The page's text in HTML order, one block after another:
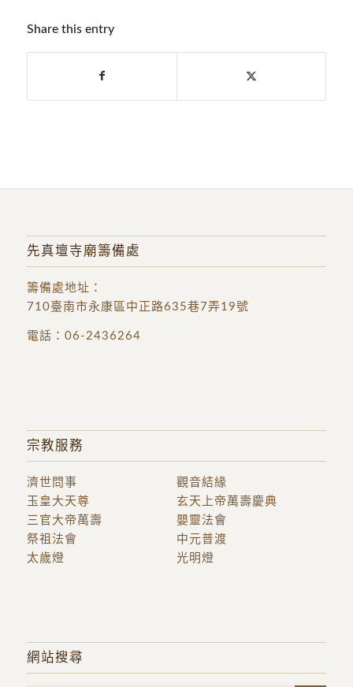
Share this entry
先真壇寺廟籌備處
籌備處地址 ：
710臺南市永康區中正路635巷7弄19號
電話： 06-2436264
宗教服務
濟世問事
觀音結緣
玉皇大天尊
三官大帝萬壽
玄天上帝萬壽慶典
嬰靈法會
祭祖法會
中元普渡
太歲燈
光明燈
網站搜尋